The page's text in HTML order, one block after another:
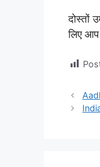
दोस्तों
लिए